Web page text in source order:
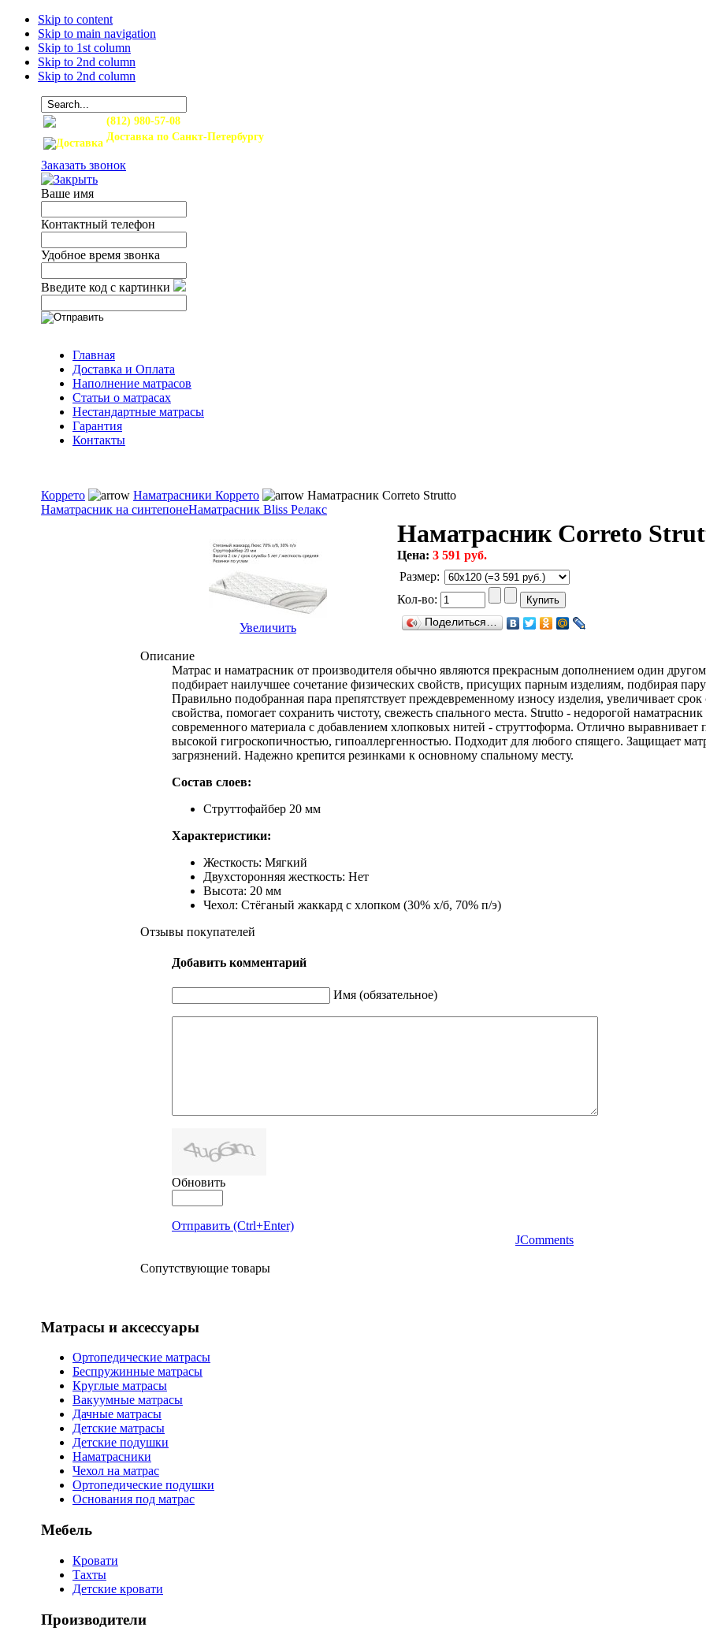
Skip to content
Skip to main navigation
Skip to 1st column
Skip to 2nd column
Skip to 2nd column
(812) 980-57-08
Доставка по Санкт-Петербургу
Заказать звонок
Ваше имя
Контактный телефон
Удобное время звонка
Введите код с картинки
Главная
Доставка и Оплата
Наполнение матрасов
Cтатьи о матрасах
Нестандартные матрасы
Гарантия
Контакты
Коррето Наматрасники Коррето
Наматрасник Correto Strutto
Наматрасник на синтепонеНаматрасник Bliss Релакс
Увеличить
Наматрасник Correto
Цена: 3 591 руб.
Размер:
Кол-во:
Поделиться…
Описание
Матрас и наматрасник от производителя обычно являются прекрасным дополнением один
подбирает наилучшее сочетание физических свойств, присущих парным изделиям, подбирая
Правильно подобранная пара препятствует преждевременному износу изделия, увеличивает
свойства, помогает сохранить чистоту, свежесть спального места. Strutto - недорогой
современного материала с добавлением хлопковых нитей - струттоформа. Отлично выравнивает
высокой гигроскопичностью, гипоаллергенностью. Подходит для любого спящего. Защищает
загрязнений. Надежно крепится резинками к основному спальному месту.
Состав слоев:
Струттофайбер 20 мм
Характеристики:
Жесткость: Мягкий
Двухсторонняя жесткость: Нет
Высота: 20 мм
Чехол: Стёганый жаккард с хлопком (30% х/б, 70% п/э)
Отзывы покупателей
Добавить комментарий
Имя (обязательное)
Обновить
Отправить (Ctrl+Enter)
JComments
Сопутствующие товары
Матрасы и аксессуары
Ортопедические матрасы
Беспружинные матрасы
Круглые матрасы
Вакуумные матрасы
Дачные матрасы
Детские матрасы
Детские подушки
Наматрасники
Чехол на матрас
Ортопедические подушки
Основания под матрас
Мебель
Кровати
Тахты
Детские кровати
Производители